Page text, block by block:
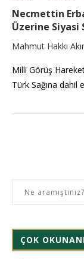
Necmettin
Üzerine Siyasi
Mahmut Hakkı
Milli Görüş
Türk Sağına dahil
ÇOK